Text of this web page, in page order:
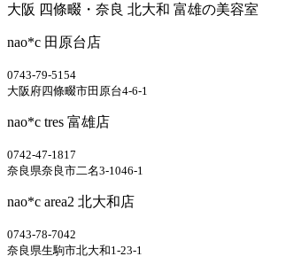
大阪 四條畷・奈良 北大和 富雄の美容室
nao*c 田原台店
0743-79-5154
大阪府四條畷市田原台4-6-1
nao*c tres 富雄店
0742-47-1817
奈良県奈良市二名3-1046-1
nao*c area2 北大和店
0743-78-7042
奈良県生駒市北大和1-23-1